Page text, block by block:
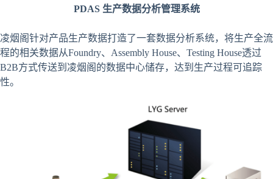
PDAS 生产数据分析管理系统
凌烟阁针对产品生产数据打造了一套数据分析系统，将生产全流
程的相关数据从Foundry、Assembly House、Testing House透过
B2B方式传送到凌烟阁的数据中心储存，达到生产过程可追踪
性。